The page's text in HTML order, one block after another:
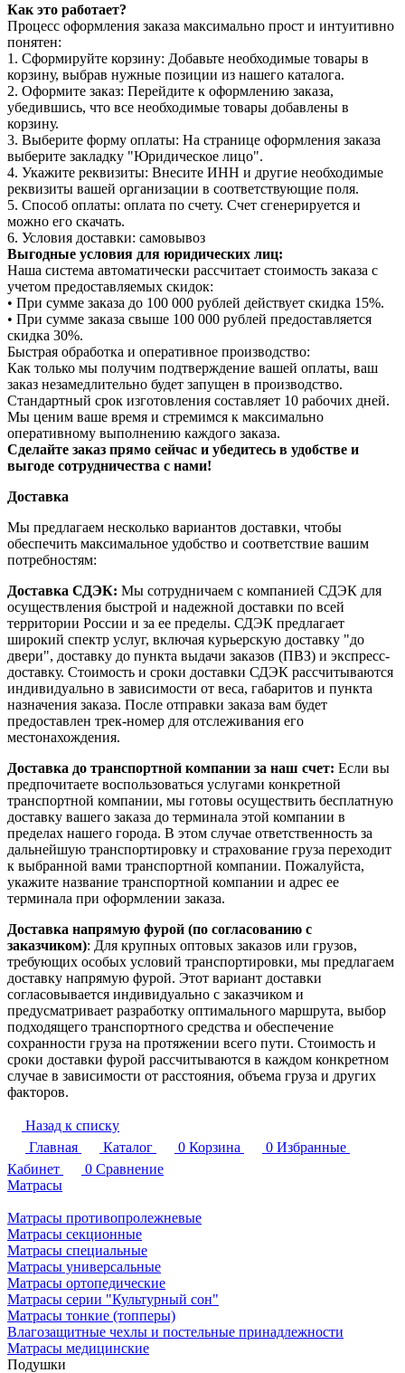
Как это работает?
Процесс оформления заказа максимально прост и интуитивно
понятен:
1. Сформируйте корзину: Добавьте необходимые товары в
корзину, выбрав нужные позиции из нашего каталога.
2. Оформите заказ: Перейдите к оформлению заказа,
убедившись, что все необходимые товары добавлены в
корзину.
3. Выберите форму оплаты: На странице оформления заказа
выберите закладку "Юридическое лицо".
4. Укажите реквизиты: Внесите ИНН и другие необходимые
реквизиты вашей организации в соответствующие поля.
5. Способ оплаты: оплата по счету. Счет сгенерируется и
можно его скачать.
6. Условия доставки: самовывоз
Выгодные условия для юридических лиц:
Наша система автоматически рассчитает стоимость заказа с
учетом предоставляемых скидок:
• При сумме заказа до 100 000 рублей действует скидка 15%.
• При сумме заказа свыше 100 000 рублей предоставляется
скидка 30%.
Быстрая обработка и оперативное производство:
Как только мы получим подтверждение вашей оплаты, ваш
заказ незамедлительно будет запущен в производство.
Стандартный срок изготовления составляет 10 рабочих дней.
Мы ценим ваше время и стремимся к максимально
оперативному выполнению каждого заказа.
Сделайте заказ прямо сейчас и убедитесь в удобстве и
выгоде сотрудничества с нами!
Доставка
Мы предлагаем несколько вариантов доставки, чтобы
обеспечить максимальное удобство и соответствие вашим
потребностям:
Доставка СДЭК: Мы сотрудничаем с компанией СДЭК для
осуществления быстрой и надежной доставки по всей
территории России и за ее пределы. СДЭК предлагает
широкий спектр услуг, включая курьерскую доставку "до
двери", доставку до пункта выдачи заказов (ПВЗ) и экспресс-
доставку. Стоимость и сроки доставки СДЭК рассчитываются
индивидуально в зависимости от веса, габаритов и пункта
назначения заказа. После отправки заказа вам будет
предоставлен трек-номер для отслеживания его
местонахождения.
Доставка до транспортной компании за наш счет: Если вы
предпочитаете воспользоваться услугами конкретной
транспортной компании, мы готовы осуществить бесплатную
доставку вашего заказа до терминала этой компании в
пределах нашего города. В этом случае ответственность за
дальнейшую транспортировку и страхование груза переходит
к выбранной вами транспортной компании. Пожалуйста,
укажите название транспортной компании и адрес ее
терминала при оформлении заказа.
Доставка напрямую фурой (по согласованию с
заказчиком): Для крупных оптовых заказов или грузов,
требующих особых условий транспортировки, мы предлагаем
доставку напрямую фурой. Этот вариант доставки
согласовывается индивидуально с заказчиком и
предусматривает разработку оптимального маршрута, выбор
подходящего транспортного средства и обеспечение
сохранности груза на протяжении всего пути. Стоимость и
сроки доставки фурой рассчитываются в каждом конкретном
случае в зависимости от расстояния, объема груза и других
факторов.
Назад к списку
Главная
Каталог 0 Корзина 0 Избранные
Кабинет
0 Сравнение
Матрасы
Матрасы противопролежневые
Матрасы секционные
Матрасы специальные
Матрасы универсальные
Матрасы ортопедические
Матрасы серии "Культурный сон"
Матрасы тонкие (топперы)
Влагозащитные чехлы и постельные принадлежности
Матрасы медицинские
Подушки